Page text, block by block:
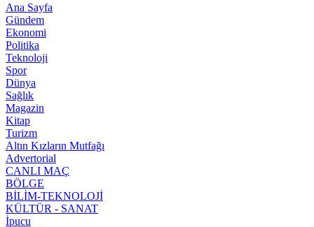
Ana Sayfa
Gündem
Ekonomi
Politika
Teknoloji
Spor
Dünya
Sağlık
Magazin
Kitap
Turizm
Altın Kızların Mutfağı
Advertorial
CANLI MAÇ
BÖLGE
BİLİM-TEKNOLOJİ
KÜLTÜR - SANAT
İpucu